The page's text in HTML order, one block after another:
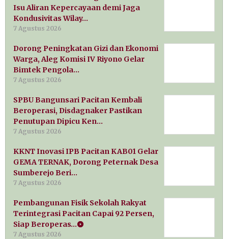
Isu Aliran Kepercayaan demi Jaga
Kondusivitas Wilay…
7 Agustus 2026
Dorong Peningkatan Gizi dan Ekonomi
Warga, Aleg Komisi IV Riyono Gelar
Bimtek Pengola…
7 Agustus 2026
SPBU Bangunsari Pacitan Kembali
Beroperasi, Disdagnaker Pastikan
Penutupan Dipicu Ken…
7 Agustus 2026
KKNT Inovasi IPB Pacitan KAB01 Gelar
GEMA TERNAK, Dorong Peternak Desa
Sumberejo Beri…
7 Agustus 2026
Pembangunan Fisik Sekolah Rakyat
Terintegrasi Pacitan Capai 92 Persen,
Siap Beroperas…
7 Agustus 2026